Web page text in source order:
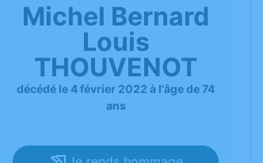
Michel Bernard
Louis
THOUVENOT
décédé le 4 février 2022 à l'âge de 74
ans